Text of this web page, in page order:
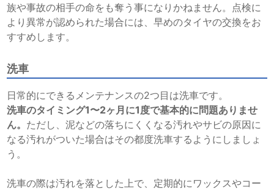
族や事故の相手の命をも奪う事になりかねません。点検に
より異常が認められた場合には、早めのタイヤの交換をお
すすめします。
洗車
日常的にできるメンテナンスの2つ目は洗車です。
洗車のタイミング1〜2ヶ月に1度で基本的に問題ありませ
ん。 ただし、泥などの落ちにくくなる汚れやサビの原因に
なる汚れがついた場合はその都度洗車するようにしましょ
う。
洗車の際は汚れを落とした上で、定期的にワックスやコー